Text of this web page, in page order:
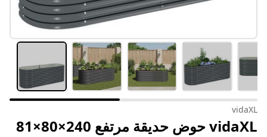
vidaXL
vidaXL حوض حديقة مرتفع 240×80×81